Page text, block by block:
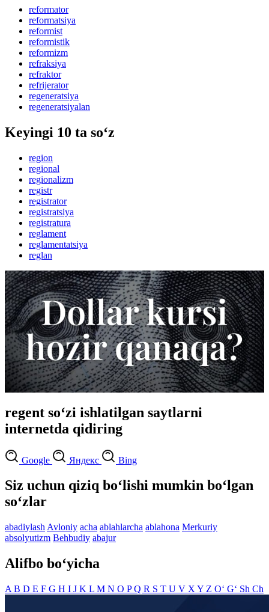
reformator
reformatsiya
reformist
reformistik
reformizm
refraksiya
refraktor
refrijerator
regeneratsiya
regeneratsiyalan
Keyingi 10 ta so‘z
region
regional
regionalizm
registr
registrator
registratsiya
registratura
reglament
reglamentatsiya
reglan
regent so‘zi ishlatilgan saytlarni
internetda qidiring
Google Яндекс Bing
Siz uchun qiziq bo‘lishi mumkin bo‘lgan
so‘zlar
abadiylash Avloniy acha ablahlarcha ablahona Merkuriy
absolyutizm Behbudiy abajur
Alifbo bo‘yicha
A B D E F G H I J K L M N O PQ R S T U V X Y Z O‘ G‘ Sh Ch